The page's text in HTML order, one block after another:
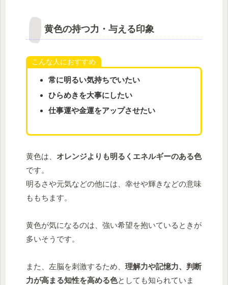
黄色の持つ力・与える印象
こんな人におすすめ
常に明るい気持ちでいたい
ひらめきを大事にしたい
仕事運や金運をアップさせたい
黄色は、 オレンジよりも明るくエネルギーのある色
です。
明るさや元気などの他には、幸せや輝きなどの意味
ももちます。
黄色が気になるのは、強い希望を抱いているときが
多いそうです。
また、左脳を刺激するため、 理解力や記憶力、判断
力が高まる知性を高める色としても知られていま